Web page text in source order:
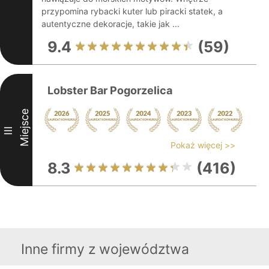
przypomina rybacki kuter lub piracki statek, a
autentyczne dekoracje, takie jak ...
9.4 (59)
III Miejsce
Lobster Bar Pogorzelica
Pokaż więcej >>
8.3 (416)
Inne firmy z województwa